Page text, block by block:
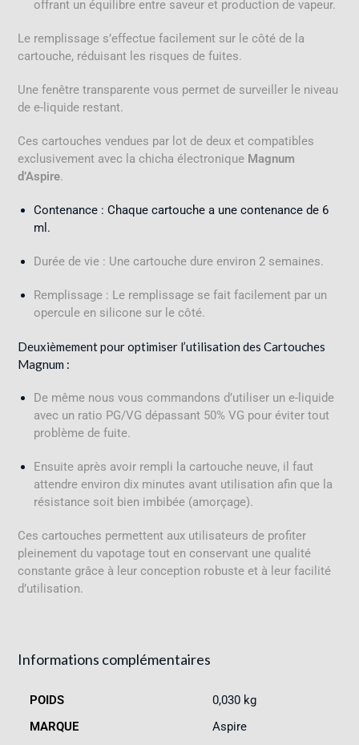
offrant un équilibre entre saveur et production de vapeur.
Le remplissage s’effectue facilement sur le côté de la
cartouche, réduisant les risques de fuites.
Une fenêtre transparente vous permet de surveiller le niveau
de e-liquide restant.
Ces cartouches vendues par lot de deux et compatibles
exclusivement avec la chicha électronique Magnum
d’Aspire.
Contenance : Chaque cartouche a une contenance de 6
ml.
Durée de vie : Une cartouche dure environ 2 semaines.
Remplissage : Le remplissage se fait facilement par un
opercule en silicone sur le côté.
Deuxièmement pour optimiser l’utilisation des Cartouches
Magnum :
De même nous vous commandons d’utiliser un e-liquide
avec un ratio PG/VG dépassant 50% VG pour éviter tout
problème de fuite.
Ensuite après avoir rempli la cartouche neuve, il faut
attendre environ dix minutes avant utilisation afin que la
résistance soit bien imbibée (amorçage).
Ces cartouches permettent aux utilisateurs de profiter
pleinement du vapotage tout en conservant une qualité
constante grâce à leur conception robuste et à leur facilité
d’utilisation.
Informations complémentaires
POIDS
0,030 kg
MARQUE
Aspire